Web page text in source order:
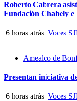
Roberto Cabrera
Fundación Chabely
6 horas atrás Voces
Amealco de
Presentan iniciativa
6 horas atrás Voces